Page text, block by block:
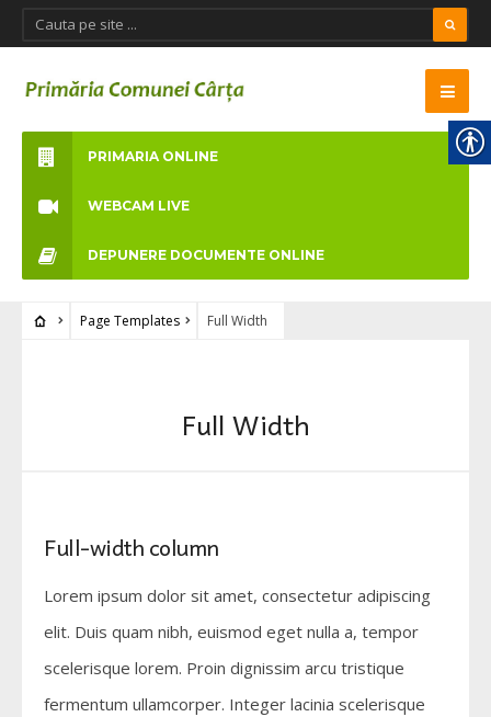
PRIMARIA ONLINE
WEBCAM LIVE
DEPUNERE DOCUMENTE ONLINE
Page Templates Full Width
Full Width
Full-width column
Lorem ipsum dolor sit amet, consectetur adipiscing
elit. Duis quam nibh, euismod eget nulla a, tempor
scelerisque lorem. Proin dignissim arcu tristique
fermentum ullamcorper. Integer lacinia scelerisque